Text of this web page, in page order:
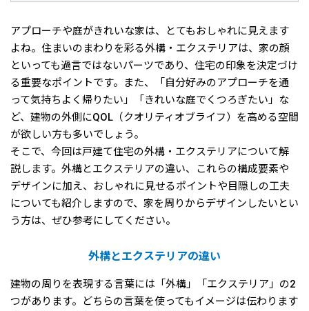
アプローチや庭がきれいな家は、とてもおしゃれに見えます
よね。住まいのまわりを彩る外構・エクステリアは、家の顔
といっても過言ではないパーツであり、住宅の印象を決定づけ
る重要なポイントです。また、「自分好みのアプローチを通
って気持ちよく帰りたい」「きれいな庭でくつろぎたい」な
ど、建物の外側にQOL（クオリティオブライフ）を高める空間
が欲しい方も多いでしょう。
そこで、今回は戸建て住宅の外構・エクステリアについて解
説します。外構とエクステリアの違い、これらの構成要素や
デザインに加え、おしゃれに見せるポイントや目隠しの工夫
についても紹介しますので、家を周りからデザインしたいとい
う方は、ぜひ参考にしてください。
外構とエクステリアの違い
建物の周りを表現する言葉には「外構」「エクステリア」の2
つがあります。どちらの言葉を使ってもイメージは伝わります